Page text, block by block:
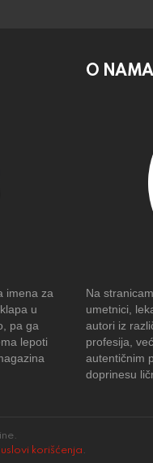
imena za
u
pa ga
lepoti
O NAMA
Na
umetnici,
autori iz
profesija,
autentičnim
doprinesu
korišćenja .